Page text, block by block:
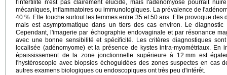
l'infertilité n'est pas clairement élucidé, mais l'adénomyose pourrait
mécaniques, inﬂammatoires ou immunologiques. La prévalence de
40 %. Elle touche surtout les femmes entre 35 et 50 ans. Elle provoque
mais est asymptomatique dans un tiers des cas environ. Le diagnostic
Cependant, l'imagerie par échographie endovaginale et par résonance
avec une bonne sensibilité et spéciﬁcité. Les critères diagnostiques
localisée (adénomyome) et la présence de kystes intra-myométriaux. En
épaississement de la zone jonctionnelle supérieure à 12 mm est
l'hystéroscopie avec biopsies échoguidées des zones suspectes en cas
autres examens biologiques ou endoscopiques ont très peu d'intérêt.